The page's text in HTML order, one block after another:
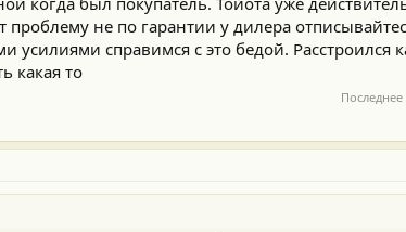
проблему не по гарантии у дилера
усилиями справимся с это бедой. Расстроился
какая то